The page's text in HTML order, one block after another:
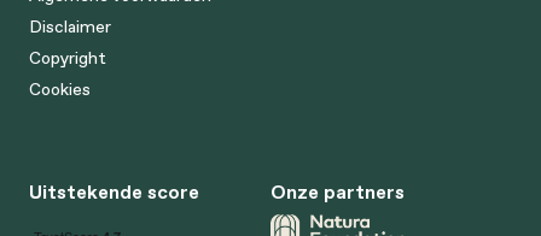
Disclaimer
Copyright
Cookies
Uitstekende score Onze partners